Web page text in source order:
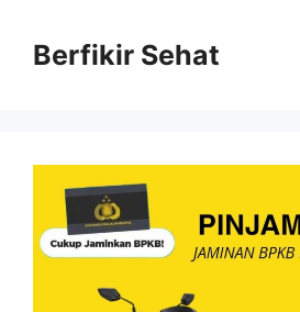
contentBerfikir Sehat